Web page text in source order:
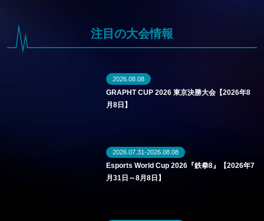
注目の大会情報
2026.08.08
GRAPHT CUP 2026 東京決勝大会【2026年8
月8日】
2026.07.31-2026.08.08
Esports World Cup 2026『鉄拳8』【2026年7
月31日～8月8日】